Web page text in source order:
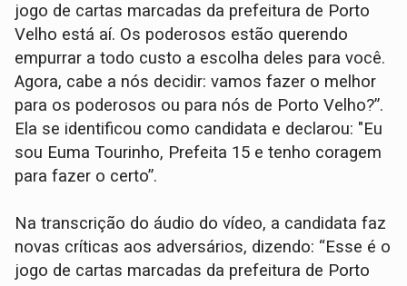
jogo de cartas marcadas da prefeitura de Porto
Velho está aí. Os poderosos estão querendo
empurrar a todo custo a escolha deles para você.
Agora, cabe a nós decidir: vamos fazer o melhor
para os poderosos ou para nós de Porto Velho?”.
Ela se identificou como candidata e declarou: "Eu
sou Euma Tourinho, Prefeita 15 e tenho coragem
para fazer o certo”.
Na transcrição do áudio do vídeo, a candidata faz
novas críticas aos adversários, dizendo: “Esse é o
jogo de cartas marcadas da prefeitura de Porto